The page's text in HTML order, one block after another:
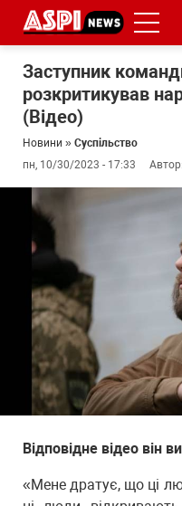
Заступник
розкритикував
(Відео)
Новини » Суспільство
пн, 10/30/2023 - 17:33
Автор:
Відповідне відео він
«Мене дратує, що ці
#ООС
#боротьба